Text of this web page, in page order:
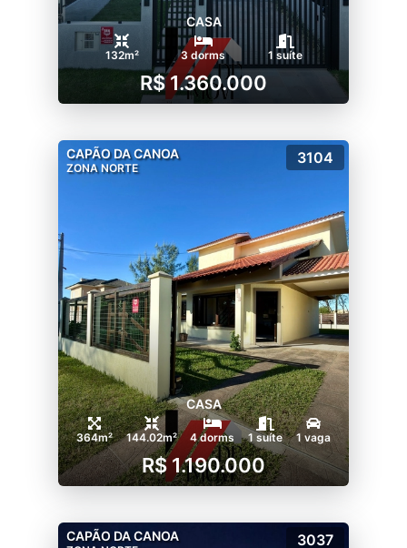
CASA
132m² 3 dorms 1 suíte
R$ 1.360.000
CAPÃO DA CANOA
ZONA NORTE
3104
CASA
364m² 144.02m² 4 dorms 1 suíte 1 vaga
R$ 1.190.000
CAPÃO DA CANOA 3037